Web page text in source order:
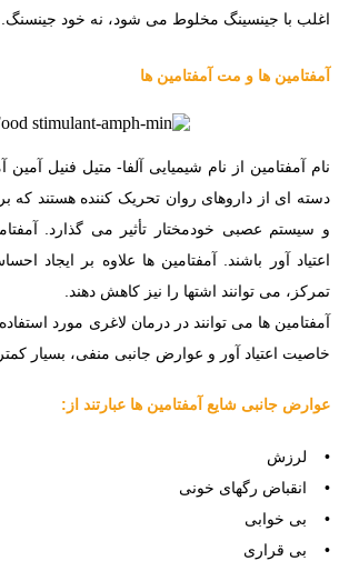
اغلب با جینسینگ مخلوط می شود، نه خود جینسنگ.
آمفتامین ها و مت آمفتامین ها
نام آمفتامین از نام شیمیایی آلفا- متیل فنیل
دسته ای از داروهای روان تحریک کننده هستند
و سیستم عصبی خودمختار تأثیر می گذارد.
اعتیاد آور باشند. آمفتامین ها علاوه بر ایجاد
تمرکز، می توانند اشتها را نیز کاهش دهند.
آمفتامین ها می توانند در درمان لاغری مورد
خاصیت اعتیاد آور و عوارض جانبی منفی، بسیار
عوارض جانبی شایع آمفتامین ها عبارتند از:
• لرزش
• انقباض رگهای خونی
• بی خوابی
• بی قراری